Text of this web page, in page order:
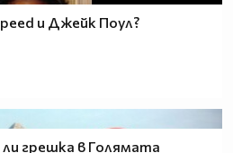
и Джейк Поул?
грешка в Голямата